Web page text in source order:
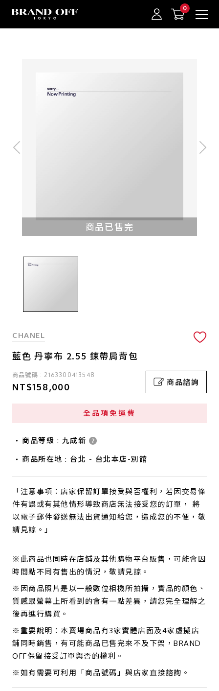
中古名牌業界No.1的BRAND OFF。BRAND OFF官網購物/h1>
登入/註冊
商品已售完
CHANEL
藍色 丹寧布 2.55 鍊帶肩背包
商品號碼 : 2163300413548
NT$158,000 商品諮詢
全品項免運費
商品等級 : 九成新
商品所在地 : 台北 - 台北本店-別館
「注意事項：店家保留訂單接受與否權利，若因交易條
件有誤或有其他情形導致商店無法接受您的訂單， 將
以電子郵件發送無法出貨通知給您，造成您的不便，敬
請見諒。」
※此商品也同時在店鋪及其他購物平台販售，可能會因
時間點不同有售出的情況，敬請見諒。
※因商品照片是以一般數位相機所拍攝，實品的顏色、
質感跟螢幕上所看到的會有一點差異，請您完全理解之
後再進行購買。
※重要說明：本賣場商品有3家實體店面及4家虛擬店
舖同時銷售，有可能商品已售完來不及下架，BRAND
OFF保留接受訂單與否的權利。
※如有需要可利用「商品號碼」與店家直接諮詢。